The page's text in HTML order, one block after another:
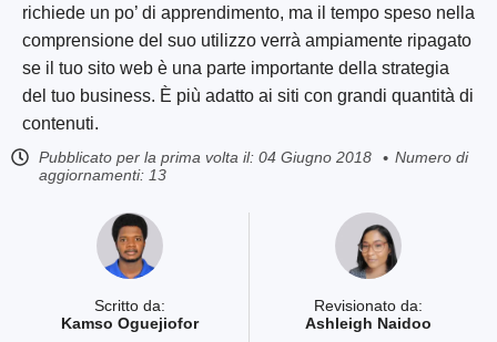
Revisionato da:
Ashleigh Naidoo
Scritto da:
Kamso Oguejiofor
richiede un po’ di apprendimento, ma il tempo speso nella
comprensione del suo utilizzo verrà ampiamente ripagato
se il tuo sito web è una parte importante della strategia
del tuo business. È più adatto ai siti con grandi quantità di
contenuti.
Pubblicato per la prima volta il: 04 Giugno 2018
Numero di
aggiornamenti: 13